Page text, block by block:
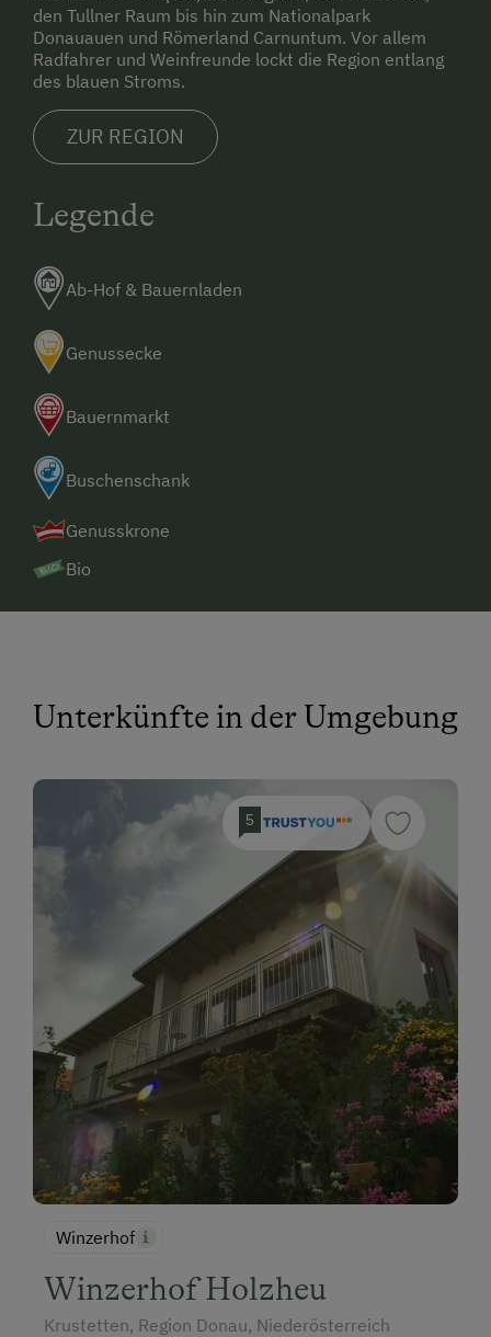
den Tullner Raum bis hin zum Nationalpark
Donauauen und Römerland Carnuntum. Vor allem
Radfahrer und Weinfreunde lockt die Region entlang
des blauen Stroms.
ZUR REGION
Legende
Ab-Hof & Bauernladen
Genussecke
Bauernmarkt
Buschenschank
Genusskrone
Bio
Unterkünfte in der Umgebung
5
Winzerhof
Winzerhof Holzheu
Krustetten, Region Donau, Niederösterreich